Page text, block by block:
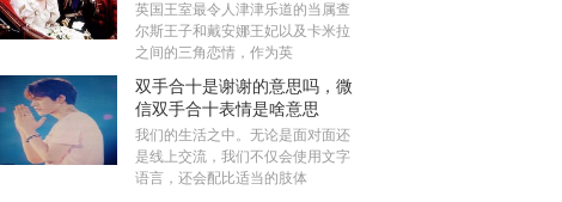
英国王室最令人津津乐道的当属查
尔斯王子和戴安娜王妃以及卡米拉
之间的三角恋情，作为英
双手合十是谢谢的意思吗，微
信双手合十表情是啥意思
我们的生活之中。无论是面对面还
是线上交流，我们不仅会使用文字
语言，还会配比适当的肢体